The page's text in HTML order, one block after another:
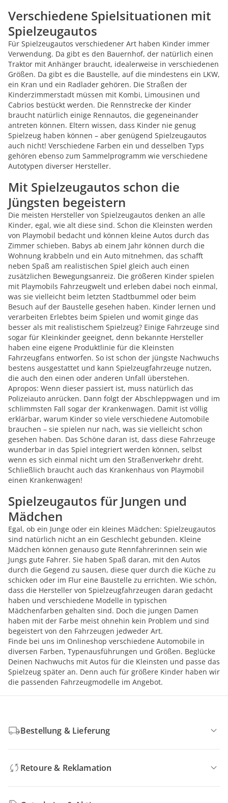
Verschiedene Spielsituationen mit
Spielzeugautos
Für Spielzeugautos verschiedener Art haben Kinder immer
Verwendung. Da gibt es den Bauernhof, der natürlich einen
Traktor mit Anhänger braucht, idealerweise in verschiedenen
Größen. Da gibt es die Baustelle, auf die mindestens ein LKW,
ein Kran und ein Radlader gehören. Die Straßen der
Kinderzimmerstadt müssen mit Kombi, Limousinen und
Cabrios bestückt werden. Die Rennstrecke der Kinder
braucht natürlich einige Rennautos, die gegeneinander
antreten können. Eltern wissen, dass Kinder nie genug
Spielzeug haben können – aber genügend Spielzeugautos
auch nicht! Verschiedene Farben ein und desselben Typs
gehören ebenso zum Sammelprogramm wie verschiedene
Autotypen diverser Hersteller.
Mit Spielzeugautos schon die
Jüngsten begeistern
Die meisten Hersteller von Spielzeugautos denken an alle
Kinder, egal, wie alt diese sind. Schon die Kleinsten werden
von Playmobil bedacht und können kleine Autos durch das
Zimmer schieben. Babys ab einem Jahr können durch die
Wohnung krabbeln und ein Auto mitnehmen, das schafft
neben Spaß am realistischen Spiel gleich auch einen
zusätzlichen Bewegungsanreiz. Die größeren Kinder spielen
mit Playmobils Fahrzeugwelt und erleben dabei noch einmal,
was sie vielleicht beim letzten Stadtbummel oder beim
Besuch auf der Baustelle gesehen haben. Kinder lernen und
verarbeiten Erlebtes beim Spielen und womit ginge das
besser als mit realistischem Spielzeug? Einige Fahrzeuge sind
sogar für Kleinkinder geeignet, denn bekannte Hersteller
haben eine eigene Produktlinie für die Kleinsten
Fahrzeugfans entworfen. So ist schon der jüngste Nachwuchs
bestens ausgestattet und kann Spielzeugfahrzeuge nutzen,
die auch den einen oder anderen Unfall überstehen.
Apropos: Wenn dieser passiert ist, muss natürlich das
Polizeiauto anrücken. Dann folgt der Abschleppwagen und im
schlimmsten Fall sogar der Krankenwagen. Damit ist völlig
erklärbar, warum Kinder so viele verschiedene Automobile
brauchen – sie spielen nur nach, was sie vielleicht schon
gesehen haben. Das Schöne daran ist, dass diese Fahrzeuge
wunderbar in das Spiel integriert werden können, selbst
wenn es sich einmal nicht um den Straßenverkehr dreht.
Schließlich braucht auch das Krankenhaus von Playmobil
einen Krankenwagen!
Spielzeugautos für Jungen und
Mädchen
Egal, ob ein Junge oder ein kleines Mädchen: Spielzeugautos
sind natürlich nicht an ein Geschlecht gebunden. Kleine
Mädchen können genauso gute Rennfahrerinnen sein wie
Jungs gute Fahrer. Sie haben Spaß daran, mit den Autos
durch die Gegend zu sausen, diese quer durch die Küche zu
schicken oder im Flur eine Baustelle zu errichten. Wie schön,
dass die Hersteller von Spielzeugfahrzeugen daran gedacht
haben und verschiedene Modelle in typischen
Mädchenfarben gehalten sind. Doch die jungen Damen
haben mit der Farbe meist ohnehin kein Problem und sind
begeistert von den Fahrzeugen jedweder Art.
Finde bei uns im Onlineshop verschiedene Automobile in
diversen Farben, Typenausführungen und Größen. Beglücke
Deinen Nachwuchs mit Autos für die Kleinsten und passe das
Spielzeug später an. Denn auch für größere Kinder haben wir
die passenden Fahrzeugmodelle im Angebot.
Bestellung & Lieferung
Retoure & Reklamation